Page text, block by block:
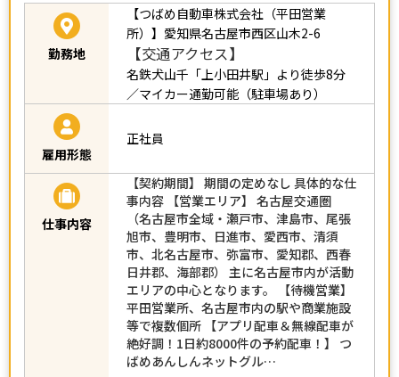
勤務地
【つばめ自動車株式会社（平田営業
所）】愛知県名古屋市西区山木2-6
【交通アクセス】
名鉄犬山千「上小田井駅」より徒歩8分
／マイカー通勤可能（駐車場あり）
雇用形態
正社員
仕事内容
【契約期間】 期間の定めなし 具体的な仕
事内容 【営業エリア】 名古屋交通圏
（名古屋市全域・瀬戸市、津島市、尾張
旭市、豊明市、日進市、愛西市、清須
市、北名古屋市、弥富市、愛知郡、西春
日井郡、海部郡） 主に名古屋市内が活動
エリアの中心となります。 【待機営業】
平田営業所、名古屋市内の駅や商業施設
等で複数個所 【アプリ配車＆無線配車が
絶好調！1日約8000件の予約配車！】 つ
ばめあんしんネットグル…